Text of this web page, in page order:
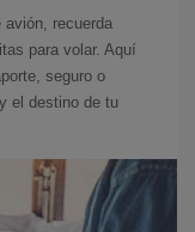
recuerda
para volar. Aquí
seguro o
el destino de tu